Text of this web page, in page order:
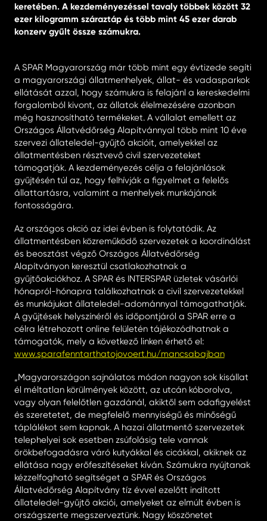
keretében. A kezdeményezéssel tavaly többek között 32
ezer kilogramm száraztáp és több mint 45 ezer darab
konzerv gyűlt össze számukra.
A SPAR Magyarország már több mint egy évtizede segíti
a magyarországi állatmenhelyek, állat- és vadasparkok
ellátását azzal, hogy számukra is felajánl a kereskedelmi
forgalomból kivont, az állatok élelmezésére azonban
még hasznosítható termékeket. A vállalat emellett az
Országos Állatvédőrség Alapítvánnyal több mint 10 éve
szervezi állateledel-gyűjtő akcióit, amelyekkel az
állatmentésben résztvevő civil szervezeteket
támogatják. A kezdeményezés célja a felajánlások
gyűjtésén túl az, hogy felhívják a figyelmet a felelős
állattartásra, valamint a menhelyek munkájának
fontosságára.
Az országos akció az idei évben is folytatódik. Az
állatmentésben közreműködő szervezetek a koordinálást
és beosztást végző Országos Állatvédőrség
Alapítványon keresztül csatlakozhatnak a
gyűjtőakciókhoz. A SPAR és INTERSPAR üzletek vásárlói
hónapról-hónapra találkozhatnak a civil szervezetekkel
és munkájukat állateledel-adománnyal támogathatják.
A gyűjtések helyszínéről és időpontjáról a SPAR erre a
célra létrehozott online felületén tájékozódhatnak a
támogatók, mely a következő linken érhető el:
www.sparafenntarthatojovoert.hu/mancsabajban
„Magyarországon sajnálatos módon nagyon sok kisállat
él méltatlan körülmények között, az utcán kóborolva,
vagy olyan felelőtlen gazdánál, akiktől sem odafigyelést
és szeretetet, de megfelelő mennyiségű és minőségű
táplálékot sem kapnak. A hazai állatmentő szervezetek
telephelyei sok esetben zsúfolásig tele vannak
örökbefogadásra váró kutyákkal és cicákkal, akiknek az
ellátása nagy erőfeszítéseket kíván. Számukra nyújtanak
kézzelfogható segítséget a SPAR és Országos
Állatvédőrség Alapítvány tíz évvel ezelőtt indított
állateledel-gyűjtő akciói, amelyeket az elmúlt évben is
országszerte megszerveztünk. Nagy köszönetet